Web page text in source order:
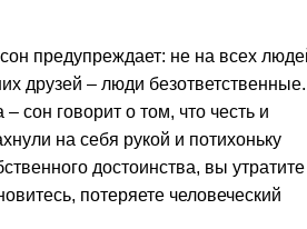
предупреждает: не на всех
друзей – люди безответственные.
сон говорит о том, что честь и
на себя рукой и потихоньку
достоинства, вы утратите
потеряете человеческий